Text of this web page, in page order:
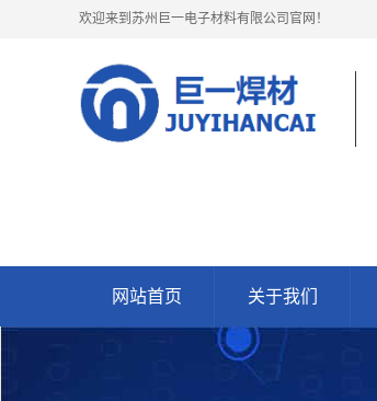
欢迎来到苏州巨一电子材料有限公司官网！
网站首页 关于我们